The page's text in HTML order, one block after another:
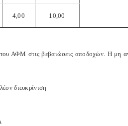
4,00 10,00
ΑΦΜ στις βεβαιώσεις αποδοχών. Η μη
διευκρίνιση